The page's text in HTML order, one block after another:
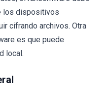
los dispositivos
cifrando archivos. Otra
es que puede
local.